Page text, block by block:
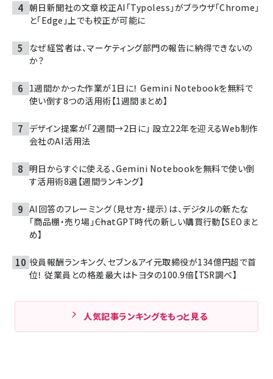
朝日新聞社の文章校正AI「Typoless」がブラウザ「Chrome」
と「Edge」上でも校正が可能に
なぜ経営者は、マーケティング部門の報告に納得できないの
か？
1週間かかった作業が1日に！ Gemini Notebookを無料で
使い倒す8つの活用術【1週間まとめ】
デザイン提案が「2週間→2日に」 設立22年を迎えるWeb制作
会社のAI活用法
明日からすぐに使える、Gemini Notebookを無料で使い倒
す活用術8選【週間ランキング】
AI回答のフレーミング（見せ方・提示）は、デジタルの新たな
「商品棚・売り場」――ChatGPT時代の新しい購買行動【SEOまと
め】
役員報酬ランキング、セブン＆アイ元取締役が134億円超で首
位！ 従業員との格差最大はトヨタの100.9倍【TSR調べ】
人気記事ランキングをもっと見る